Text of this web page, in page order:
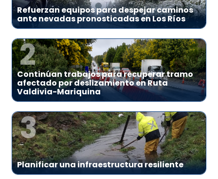
Refuerzan equipos para despejar caminos
ante nevadas pronosticadas en Los Ríos
2
Continúan trabajos para recuperar tramo
afectado por deslizamiento en Ruta
Valdivia-Mariquina
3
Planificar una infraestructura resiliente